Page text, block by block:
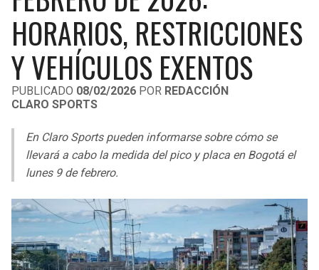
LIGA DE EXPANSIÓN MX
LEAGUES CUP
UEFA EUROPA LEAGUE
UEFA CONFERENCE LEAGUE
MLS
COPA LIBERTADORES
COPA SUDAMERICANA
LIGA BETPLAY
OTRAS LIGAS
HORARIOS, RESTRICCIONES
Y VEHÍCULOS EXENTOS
PUBLICADO 08/02/2026 POR REDACCIÓN
CLARO SPORTS
En Claro Sports pueden informarse sobre cómo se
llevará a cabo la medida del pico y placa en Bogotá el
lunes 9 de febrero.